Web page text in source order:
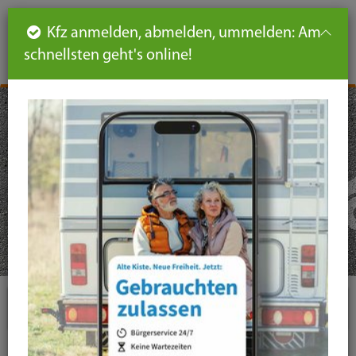
DE
Themen
Mobilität
Seiteninhalt
Hauptnavigation
Seitennavigation
leichte
Sprache
Kfz anmelden, abmelden, ummelden: Am
schnellsten geht's online!